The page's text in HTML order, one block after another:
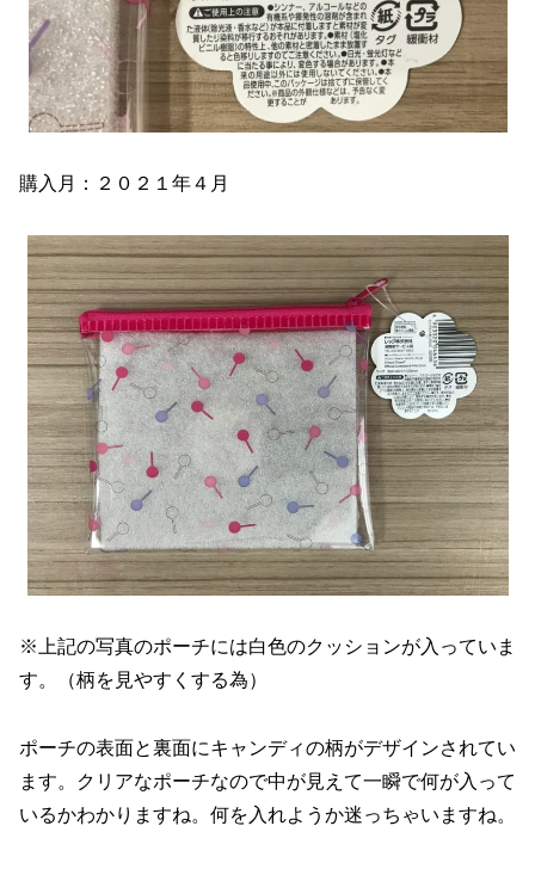
購入月：２０２１年４月
※上記の写真のポーチには白色のクッションが入っていま
す。（柄を見やすくする為）
ポーチの表面と裏面にキャンディの柄がデザインされてい
ます。クリアなポーチなので中が見えて一瞬で何が入って
いるかわかりますね。何を入れようか迷っちゃいますね。